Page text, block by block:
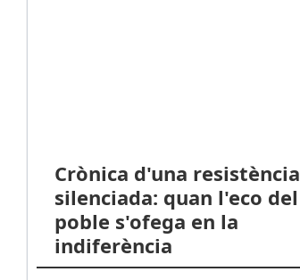
Crònica d'una resistència
silenciada: quan l'eco del
poble s'ofega en la
indiferència